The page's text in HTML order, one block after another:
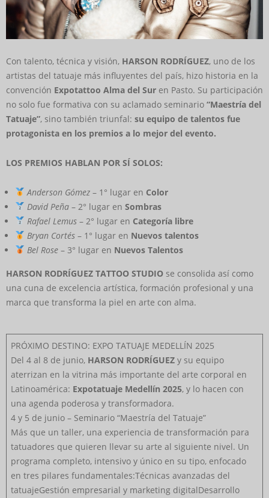
Con talento, técnica y visión, HARSON RODRÍGUEZ, uno de los
artistas del tatuaje más influyentes del país, hizo historia en la
convención Expotattoo Alma del Sur en Pasto. Su participación
no solo fue formativa con su aclamado seminario “Maestría del
Tatuaje”, sino también triunfal: su equipo de talentos fue
protagonista en los premios a lo mejor del evento.
LOS PREMIOS HABLAN POR SÍ SOLOS:
Anderson Gómez– 1° lugar en Color
David Peña– 2° lugar en Sombras
Rafael Lemus– 2° lugar en Categoría libre
Bryan Cortés– 1° lugar en Nuevos talentos
Bel Rose– 3° lugar en Nuevos Talentos
HARSON RODRÍGUEZ TATTOO STUDIO se consolida así como
una cuna de excelencia artística, formación profesional y una
marca que transforma la piel en arte con alma.
PRÓXIMO DESTINO: EXPO TATUAJE MEDELLÍN 2025
Del 4 al 8 de junio, HARSON RODRÍGUEZ y su equipo
aterrizan en la vitrina más importante del arte corporal en
Latinoamérica: Expotatuaje Medellín 2025, y lo hacen con
una agenda poderosa y transformadora.
4 y 5 de junio – Seminario “Maestría del Tatuaje”
Más que un taller, una experiencia de transformación para
tatuadores que quieren llevar su arte al siguiente nivel. Un
programa completo, intensivo y único en su tipo, enfocado
en tres pilares fundamentales:Técnicas avanzadas del
tatuajeGestión empresarial y marketing digitalDesarrollo